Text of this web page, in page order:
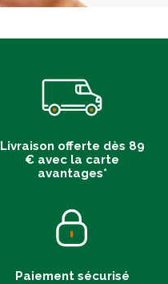
Livraison offerte dès 89
€ avec la carte
avantages*
Paiement sécurisé